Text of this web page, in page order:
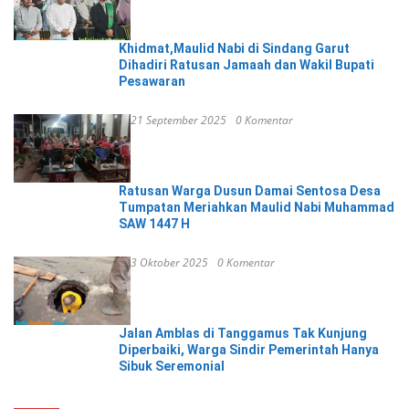
Khidmat,Maulid Nabi di Sindang Garut
Dihadiri Ratusan Jamaah dan Wakil Bupati
Pesawaran
21 September 2025 0 Komentar
Ratusan Warga Dusun Damai Sentosa Desa
Tumpatan Meriahkan Maulid Nabi Muhammad
SAW 1447 H
3 Oktober 2025 0 Komentar
Jalan Amblas di Tanggamus Tak Kunjung
Diperbaiki, Warga Sindir Pemerintah Hanya
Sibuk Seremonial